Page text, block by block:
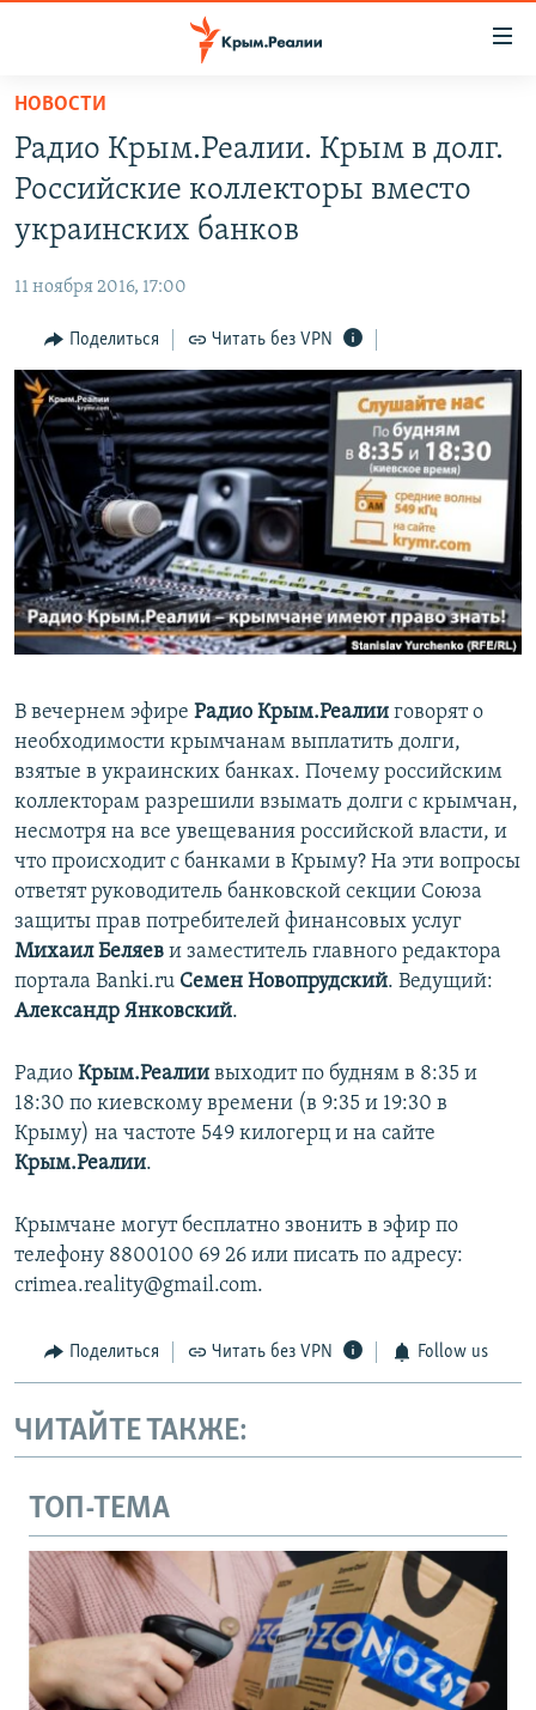
Вернуться
основному
содержанию
главной
навигации
Вернутся
поиску
СПЕЦПРОЕКТЫ
11 ЛЕТ ОККУПАЦИИ КРЫМА. 11 ИСТОРИЙ СОПРОТИВЛЕНИЯ
ЕЩЕ
ИНТЕРАКТИВ
ИНФОГРАФИКА
ТЕЛЕПРОЕКТ КРЫМ.РЕАЛИИ
СОВЕТЫ ПРАВОЗАЩИТНИКОВ
ПРОПАВШИЕ БЕЗ ВЕСТИ
ПОБЕДИТЕЛЕЙ НЕ СУДЯТ?
КРЫМ.НЕПОКОРЕННЫЙ
ELIFBE
РАДІО СВОБОДА
КАК ОБОЙТИ БЛОКИРОВКУ
Українською
Qırımtatar
ПРИСОЕДИНЯЙТЕСЬ!
Все сайты RFE/RL
НОВОСТИ
Радио Крым.Реалии. Крым в долг.
Российские коллекторы вместо
украинских банков
11 ноября 2016, 17:00
Поделиться Читать без VPN
В вечернем эфире Радио Крым.Реалии говорят о
необходимости крымчанам выплатить долги,
взятые в украинских банках. Почему российским
коллекторам разрешили взымать долги с крымчан,
несмотря на все увещевания российской власти, и
что происходит с банками в Крыму? На эти вопросы
ответят руководитель банковской секции Союза
защиты прав потребителей финансовых услуг
Михаил Беляев и заместитель главного редактора
портала Banki.ru Семен Новопрудский. Ведущий:
Александр Янковский.
Радио Крым.Реалии выходит по будням в 8:35 и
18:30 по киевскому времени (в 9:35 и 19:30 в
Крыму) на частоте 549 килогерц и на сайте
Крым.Реалии.
Крымчане могут бесплатно звонить в эфир по
телефону 8800100 69 26 или писать по адресу:
crimea.reality@gmail.com.
Поделиться Читать без VPN Follow us
ЧИТАЙТЕ ТАКЖЕ:
ТОП-ТЕМА